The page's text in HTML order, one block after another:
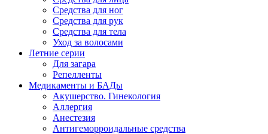
Средства для ног
Средства для рук
Средства для тела
Уход за волосами
Летние серии
Для загара
Репелленты
Медикаменты и БАДы
Акушерство. Гинекология
Аллергия
Анестезия
Антигеморроидальные средства